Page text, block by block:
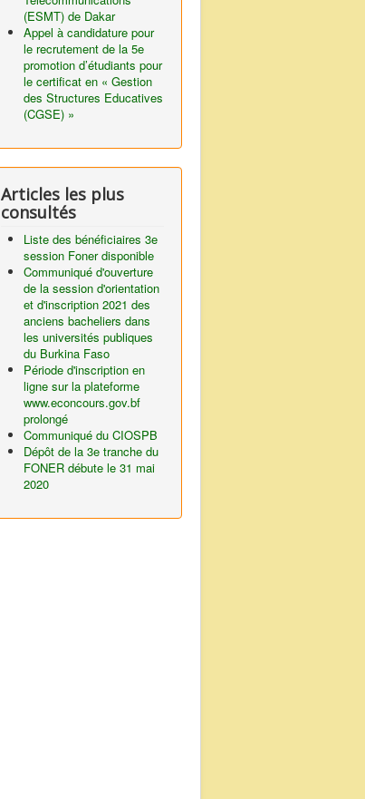
(ESMT) de Dakar
Appel à candidature pour
le recrutement de la 5e
promotion d’étudiants pour
le certificat en « Gestion
des Structures Educatives
(CGSE) »
Articles les plus
consultés
Liste des bénéficiaires 3e
session Foner disponible
Communiqué d'ouverture
de la session d'orientation
et d'inscription 2021 des
anciens bacheliers dans
les universités publiques
du Burkina Faso
Période d'inscription en
ligne sur la plateforme
www.econcours.gov.bf
prolongé
Communiqué du CIOSPB
Dépôt de la 3e tranche du
FONER débute le 31 mai
2020